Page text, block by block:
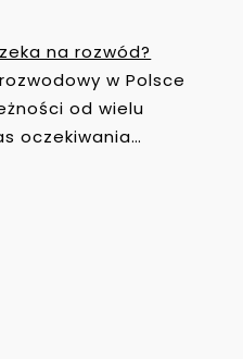
na rozwód?
w Polsce
od wielu
oczekiwania…